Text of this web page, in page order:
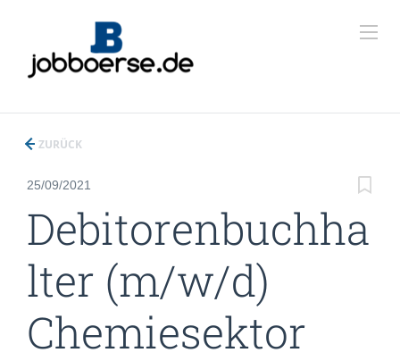
ZURÜCK
25/09/2021
Debitorenbuchha
lter (m/w/d)
Chemiesektor